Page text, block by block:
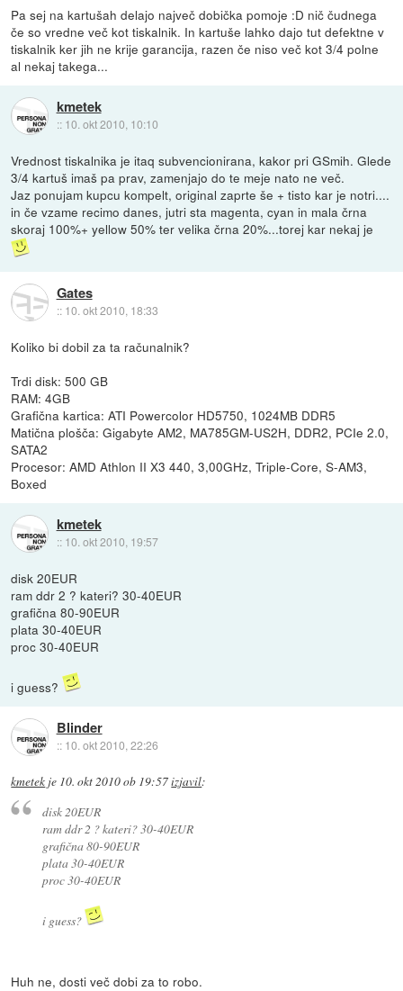
Pa sej na kartušah delajo največ dobička pomoje :D nič čudnega
če so vredne več kot tiskalnik. In kartuše lahko dajo tut defektne v
tiskalnik ker jih ne krije garancija, razen če niso več kot 3/4 polne
al nekaj takega...
kmetek
:: 10. okt 2010, 10:10
Vrednost tiskalnika je itaq subvencionirana, kakor pri GSmih. Glede
3/4 kartuš imaš pa prav, zamenjajo do te meje nato ne več.
Jaz ponujam kupcu kompelt, original zaprte še + tisto kar je notri....
in če vzame recimo danes, jutri sta magenta, cyan in mala črna
skoraj 100%+ yellow 50% ter velika črna 20%...torej kar nekaj je
Gates
:: 10. okt 2010, 18:33
Koliko bi dobil za ta računalnik?
Trdi disk: 500 GB
RAM: 4GB
Grafična kartica: ATI Powercolor HD5750, 1024MB DDR5
Matična plošča: Gigabyte AM2, MA785GM-US2H, DDR2, PCIe 2.0,
SATA2
Procesor: AMD Athlon II X3 440, 3,00GHz, Triple-Core, S-AM3,
Boxed
kmetek
:: 10. okt 2010, 19:57
disk 20EUR
ram ddr 2 ? kateri? 30-40EUR
grafična 80-90EUR
plata 30-40EUR
proc 30-40EUR
i guess?
Blinder
:: 10. okt 2010, 22:26
kmetek je 10. okt 2010 ob 19:57izjavil:
disk 20EUR
ram ddr 2 ? kateri? 30-40EUR
grafična 80-90EUR
plata 30-40EUR
proc 30-40EUR
i guess?
Huh ne, dosti več dobi za to robo.